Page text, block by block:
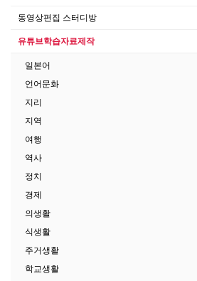
동영상편집 스터디방
유튜브학습자료제작
일본어
언어문화
지리
지역
여행
역사
정치
경제
의생활
식생활
주거생활
학교생활